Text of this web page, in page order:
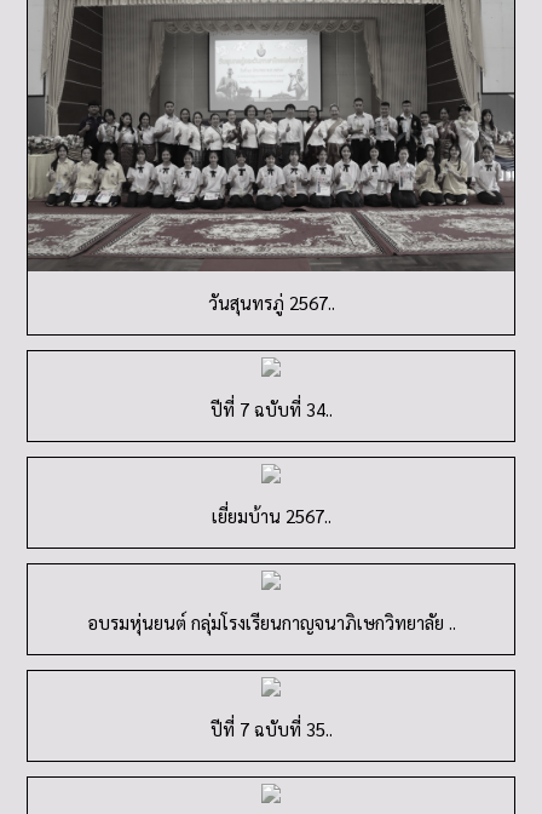
วันสุนทรภู่ 2567..
ปีที่ 7 ฉบับที่ 34..
เยี่ยมบ้าน 2567..
อบรมหุ่นยนต์ กลุ่มโรงเรียนกาญจนาภิเษกวิทยาลัย ..
ปีที่ 7 ฉบับที่ 35..